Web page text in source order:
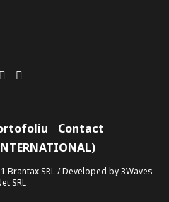
Contact
Brantax SRL / Developed by 3Waves
SRL